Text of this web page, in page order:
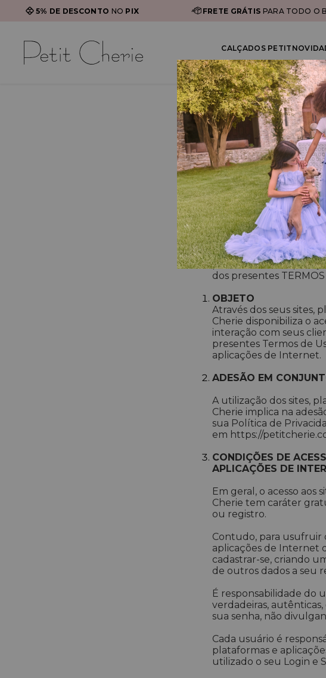
5% DE DESCONTO NO PIX FRETE GRÁTIS PARA TODO O
CALÇADOS PETIT
Termos
Os presentes Termos
sites, plataformas e
com a Lei 12.965/2014
Ao utilizar os sites,
concorda expressa e
Recomendamos aos
plataformas ou
dos presentes TERMOS
OBJETO
Através dos seus sites,
Cherie disponibiliza o
interação com seus
presentes Termos de
aplicações de Internet.
ADESÃO EM
A utilização dos sites,
Cherie implica na
sua Política de
em https://
CONDIÇÕES DE
APLICAÇÕES DE
Em geral, o acesso
Cherie tem caráter
ou registro.
Contudo, para usufruir
aplicações de Internet
cadastrar-se, criando
de outros dados a seu
É responsabilidade do
verdadeiras,
sua senha, não
Cada usuário é
plataformas e
utilizado o seu Login e